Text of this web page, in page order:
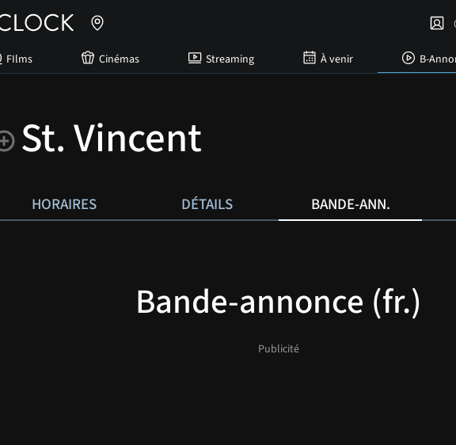
FIlms Cinémas Streaming À venir B-
St. Vincent
HORAIRES DÉTAILS BANDE-ANN.
Bande-annonce (fr.)